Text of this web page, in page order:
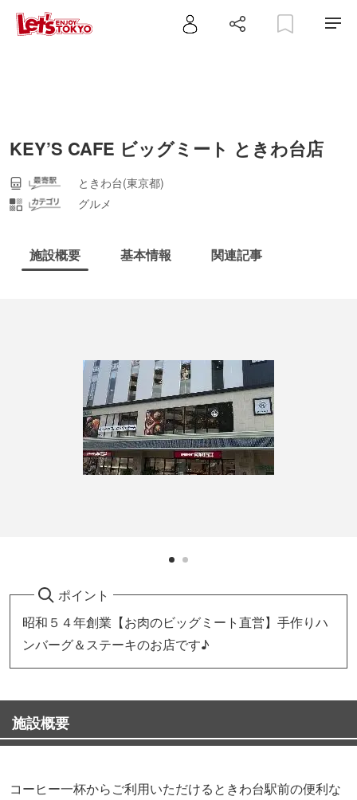
KEY’S CAFE ビッグミート ときわ台店
ときわ台(東京都)
グルメ
施設概要 基本情報 関連記事
ポイント
昭和５４年創業【お肉のビッグミート直営】手作りハ
ンバーグ＆ステーキのお店です♪
施設概要
コーヒー一杯からご利用いただけるときわ台駅前の便利な